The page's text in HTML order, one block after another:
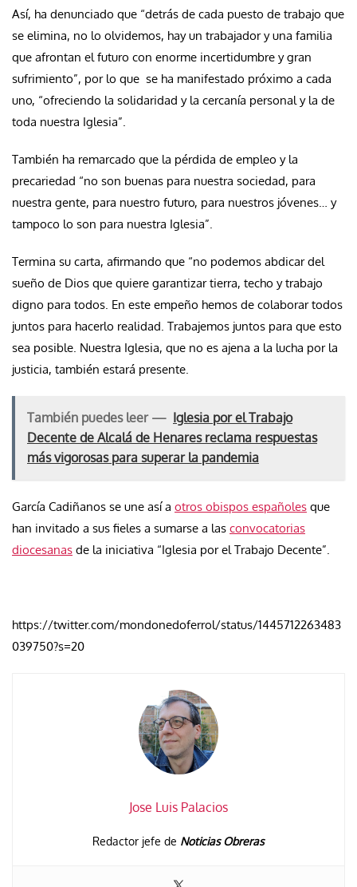
Así, ha denunciado que “detrás de cada puesto de trabajo que
se elimina, no lo olvidemos, hay un trabajador y una familia
que afrontan el futuro con enorme incertidumbre y gran
sufrimiento”, por lo que se ha manifestado próximo a cada
uno, “ofreciendo la solidaridad y la cercanía personal y la de
toda nuestra Iglesia”.
También ha remarcado que la pérdida de empleo y la
precariedad “no son buenas para nuestra sociedad, para
nuestra gente, para nuestro futuro, para nuestros jóvenes… y
tampoco lo son para nuestra Iglesia”.
Termina su carta, afirmando que “no podemos abdicar del
sueño de Dios que quiere garantizar tierra, techo y trabajo
digno para todos. En este empeño hemos de colaborar todos
juntos para hacerlo realidad. Trabajemos juntos para que esto
sea posible. Nuestra Iglesia, que no es ajena a la lucha por la
justicia, también estará presente.
También puedes leer — Iglesia por el Trabajo
Decente de Alcalá de Henares reclama respuestas
más vigorosas para superar la pandemia
García Cadiñanos se une así a otros obispos españoles que
han invitado a sus fieles a sumarse a las convocatorias
diocesanas de la iniciativa “Iglesia por el Trabajo Decente”.
https://twitter.com/mondonedoferrol/status/1445712263483
039750?s=20
Jose Luis Palacios
Redactor jefe de Noticias Obreras